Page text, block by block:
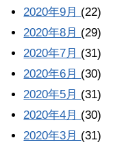
2020年9月 (22)
2020年8月 (29)
2020年7月 (31)
2020年6月 (30)
2020年5月 (31)
2020年4月 (30)
2020年3月 (31)